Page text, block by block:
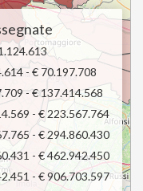
- € 70.197.708
- € 137.414.568
- € 223.567.764
- € 294.860.430
- € 462.942.450
- € 906.703.597